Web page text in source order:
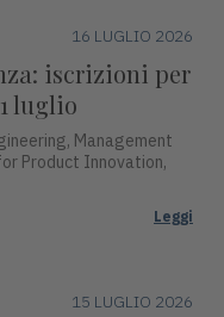
16 LUGLIO 2026
iscrizioni per
luglio
Management
Product Innovation,
Leggi
15 LUGLIO 2026